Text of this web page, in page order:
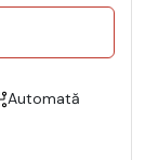
Automată